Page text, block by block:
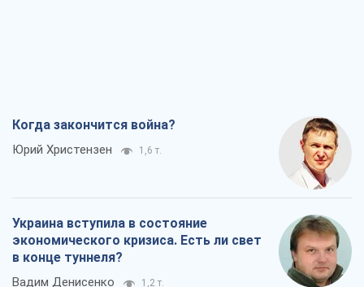
Когда закончится война?
Юрий Христензен 1,6 т.
Украина вступила в состояние
экономического кризиса. Есть ли свет
в конце туннеля?
Вадим Денисенко 1,2 т.